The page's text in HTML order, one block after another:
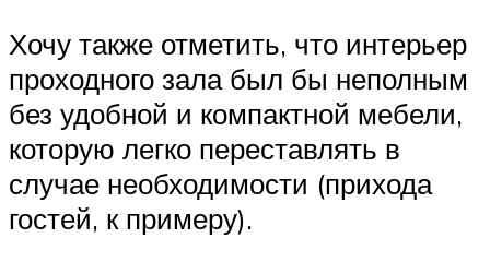
Хочу также отметить, что интерьер
проходного зала был бы неполным
без удобной и компактной мебели,
которую легко переставлять в
случае необходимости (прихода
гостей, к примеру).